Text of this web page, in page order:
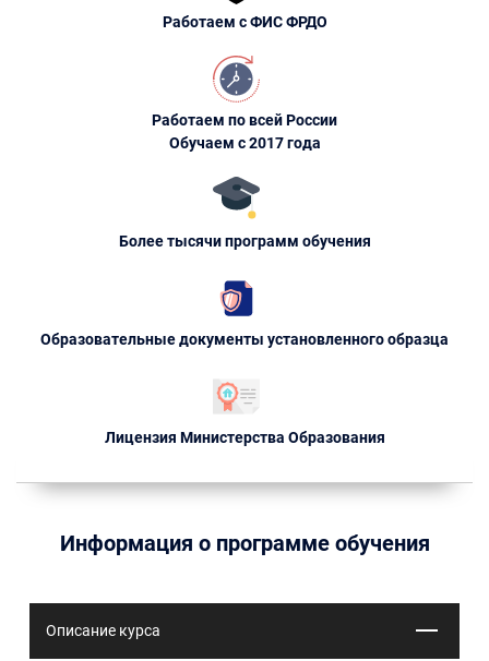
Работаем с ФИС ФРДО
Работаем по всей России
Обучаем с 2017 года
Более тысячи программ обучения
Образовательные документы установленного образца
Лицензия Министерства Образования
Информация о программе обучения
Описание курса